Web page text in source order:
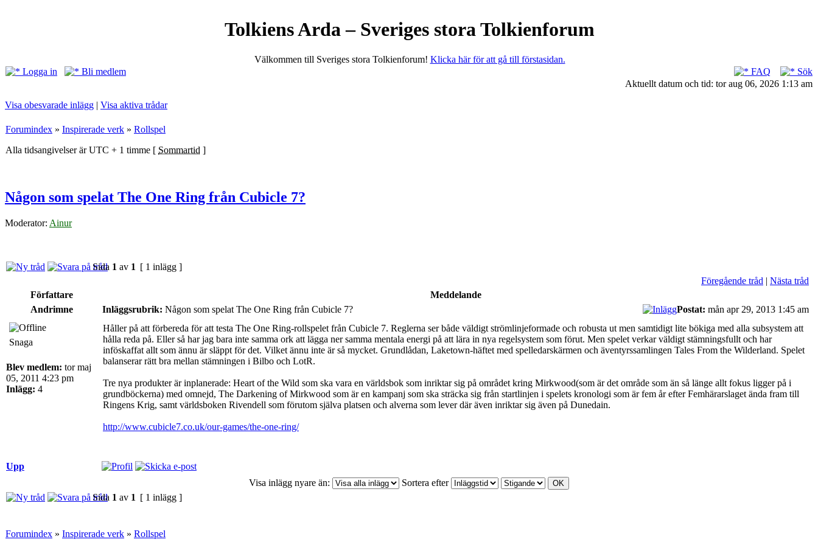
Tolkiens Arda – Sveriges stora Tolkienforum
Välkommen till Sveriges stora Tolkienforum! Klicka här för att gå till förstasidan.
Logga in
Bli medlem FAQ
Sök
Aktuellt datum och tid: tor aug 06, 2026 1:13 am
Visa obesvarade inlägg | Visa aktiva trådar
Forumindex » Inspirerade verk » Rollspel
Alla tidsangivelser är UTC + 1 timme [ Sommartid ]
Någon som spelat The One Ring från Cubicle 7?
Moderator: Ainur
Sida 1 av 1 [ 1 inlägg ]
Föregående tråd | Nästa tråd
Författare
Meddelande
Andrimne
Inläggsrubrik: Någon som spelat The One Ring från Cubicle 7? Postat: mån apr 29, 2013 1:45 am
Snaga
Blev medlem: tor maj
05, 2011 4:23 pm
Inlägg: 4
Håller på att förbereda för att testa The One Ring-rollspelet från Cubicle 7. Reglerna ser både väldigt strömlinjeformade och robusta ut men samtidigt lite bökiga med alla subsystem att
hålla reda på. Eller så har jag bara inte samma ork att lägga ner samma mentala energi på att lära in nya regelsystem som förut. Men spelet verkar väldigt stämningsfullt och har
inföskaffat allt som ännu är släppt för det. Vilket ännu inte är så mycket. Grundlådan, Laketown-häftet med spelledarskärmen och äventyrssamlingen Tales From the Wilderland. Spelet
balanserar rätt bra mellan stämningen i Bilbo och LotR.
Tre nya produkter är inplanerade: Heart of the Wild som ska vara en världsbok som inriktar sig på området kring Mirkwood(som är det område som än så länge allt fokus ligger på i
grundböckerna) med omnejd, The Darkening of Mirkwood som är en kampanj som ska sträcka sig från startlinjen i spelets kronologi som är fem år efter Femhärarslaget ända fram till
Ringens Krig, samt världsboken Rivendell som förutom själva platsen och alverna som lever där även inriktar sig även på Dunedain.
http://www.cubicle7.co.uk/our-games/the-one-ring/
Upp
Visa inlägg nyare än:
Sortera efter
Sida 1 av 1 [ 1 inlägg ]
Forumindex » Inspirerade verk » Rollspel